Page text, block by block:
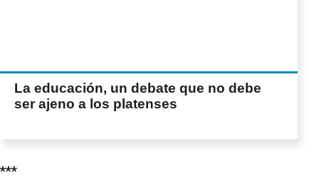
La educación, un debate que no debe
ser ajeno a los platenses
***